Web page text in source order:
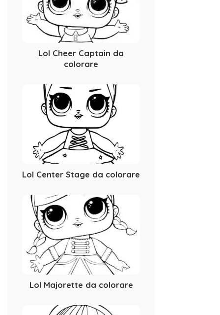
Lol Cheer Captain da
colorare
Lol Center Stage da colorare
Lol Majorette da colorare